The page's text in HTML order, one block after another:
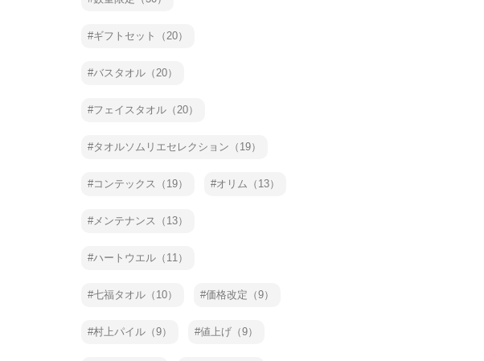
ギフトセット（20）
バスタオル（20）
フェイスタオル（20）
タオルソムリエセレクション（19）
コンテックス（19） オリム（13）
メンテナンス（13）
ハートウエル（11）
七福タオル（10） 価格改定（9）
村上パイル（9） 値上げ（9）